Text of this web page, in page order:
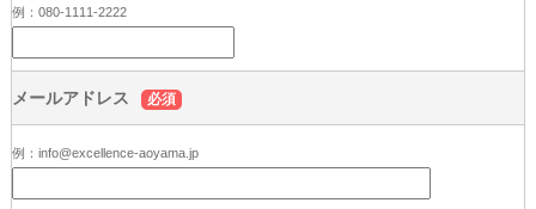
例：080-1111-2222
メールアドレス 必須
例：info@excellence-aoyama.jp